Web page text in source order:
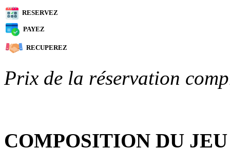
RESERVEZ
PAYEZ
RECUPEREZ
Prix de la réservation
COMPOSITION DU JEU